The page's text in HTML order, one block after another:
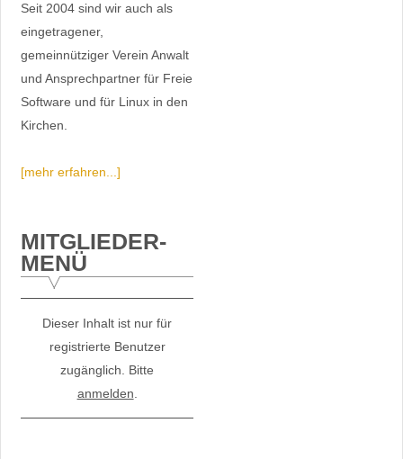
Seit 2004 sind wir auch als
eingetragener,
gemeinnütziger Verein Anwalt
und Ansprechpartner für Freie
Software und für Linux in den
Kirchen.
[mehr erfahren...]
MITGLIEDER-
MENÜ
Dieser Inhalt ist nur für
registrierte Benutzer
zugänglich. Bitte
anmelden